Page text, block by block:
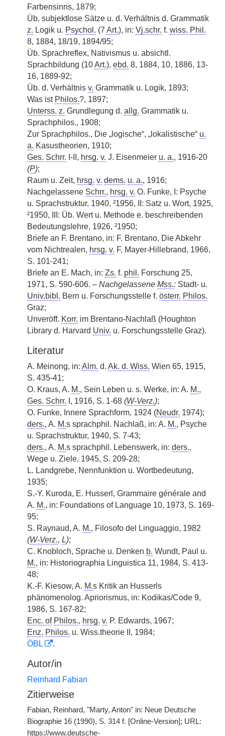
Farbensinns, 1879;
Üb. subjektlose Sätze u. d. Verhältnis d. Grammatik
z. Logik u. Psychol. (7 Art.), in: Vj.schr. f. wiss. Phil.
8, 1884, 18/19, 1894/95;
Üb. Sprachreflex, Nativismus u. absichtl.
Sprachbildung (10Art.), ebd. 8, 1884, 10, 1886, 13-
16, 1889-92;
Üb. d. Verhältnis v. Grammatik u. Logik, 1893;
Was ist Philos.?, 1897;
Unterss. z. Grundlegung d. allg. Grammatik u.
Sprachphilos., 1908;
Zur Sprachphilos., Die „logische“, „lokalistische“ u.
a. Kasustheorien, 1910;
Ges. Schrr. I-II, hrsg. v. J. Eisenmeier u. a., 1916-20
(P);
Raum u. Zeit, hrsg. v. dems. u. a., 1916;
Nachgelassene Schrr., hrsg. v. O. Funke, I: Psyche
u. Sprachstruktur, 1940, ²1956, II: Satz u. Wort, 1925,
²1950, III: Üb. Wert u. Methode e. beschreibenden
Bedeutungslehre, 1926, ²1950;
Briefe an F. Brentano, in: F. Brentano, Die Abkehr
vom Nichtrealen, hrsg. v. F. Mayer-Hillebrand, 1966,
S. 101-241;
Briefe an E. Mach, in: Zs. f. phil. Forschung 25,
1971, S. 590-606. – Nachgelassene Mss.: Stadt- u.
Univ.bibl. Bern u. Forschungsstelle f. österr. Philos.
Graz;
Unveröff. Korr. im Brentano-Nachlaß (Houghton
Library d. Harvard Univ. u. Forschungsstelle Graz).
Literatur
A. Meinong, in: Alm. d. Ak. d. Wiss. Wien 65, 1915,
S. 435-41;
O. Kraus, A. M., Sein Leben u. s. Werke, in: A. M.,
Ges. Schrr. I, 1916, S. 1-68 (W-Verz.);
O. Funke, Innere Sprachform, 1924 (Neudr. 1974);
ders., A. M.s sprachphil. Nachlaß, in: A. M., Psyche
u. Sprachstruktur, 1940, S. 7-43;
ders., A. M.s sprachphil. Lebenswerk, in: ders.,
Wege u. Ziele, 1945, S. 209-28;
L. Landgrebe, Nennfunktion u. Wortbedeutung,
1935;
S.-Y. Kuroda, E. Husserl, Grammaire générale and
A. M., in: Foundations of Language 10, 1973, S. 169-
95;
S. Raynaud, A. M., Filosofo del Linguaggio, 1982
(W-Verz., L);
C. Knobloch, Sprache u. Denken b. Wundt, Paul u.
M., in: Historiographia Linguistica 11, 1984, S. 413-
48;
K.-F. Kiesow, A. M.s Kritik an Husserls
phänomenolog. Apriorismus, in: Kodikas/Code 9,
1986, S. 167-82;
Enc. of Philos., hrsg. v. P. Edwards, 1967;
Enz. Philos. u. Wiss.theorie II, 1984;
ÖBL
.
Autor/in
Reinhard Fabian
Zitierweise
Fabian, Reinhard, "Marty, Anton" in: Neue Deutsche
Biographie 16 (1990), S. 314 f. [Online-Version]; URL:
https://www.deutsche-